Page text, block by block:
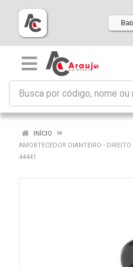
INÍCIO
AMORTECEDOR DIANTEIRO -
44441